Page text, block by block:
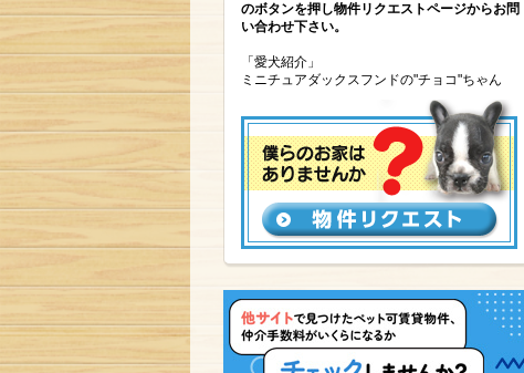
のボタンを押し物件リクエストページからお問
い合わせ下さい。
「愛犬紹介」
ミニチュアダックスフンドの"チョコ"ちゃん